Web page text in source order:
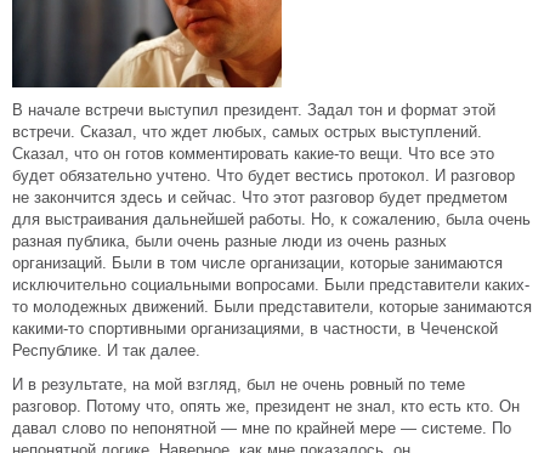
В начале встречи выступил президент. Задал тон и формат этой
встречи. Сказал, что ждет любых, самых острых выступлений.
Сказал, что он готов комментировать какие-то вещи. Что все это
будет обязательно учтено. Что будет вестись протокол. И разговор
не закончится здесь и сейчас. Что этот разговор будет предметом
для выстраивания дальнейшей работы. Но, к сожалению, была очень
разная публика, были очень разные люди из очень разных
организаций. Были в том числе организации, которые занимаются
исключительно социальными вопросами. Были представители каких-
то молодежных движений. Были представители, которые занимаются
какими-то спортивными организациями, в частности, в Чеченской
Республике. И так далее.
И в результате, на мой взгляд, был не очень ровный по теме
разговор. Потому что, опять же, президент не знал, кто есть кто. Он
давал слово по непонятной — мне по крайней мере — системе. По